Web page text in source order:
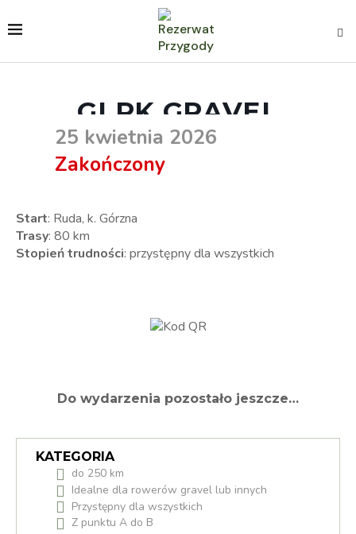
GLPK GRAVEL
25 kwietnia 2026
Zakończony
Start: Ruda, k. Górzna
Trasy: 80 km
Stopień trudności: przystępny dla wszystkich
Do wydarzenia pozostało jeszcze…
KATEGORIA
do 250 km
Idealne dla rowerów gravel lub innych
Przystępny dla wszystkich
Z punktu A do B